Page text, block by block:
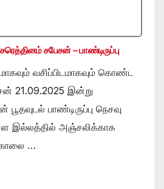
சபேசன் – பாண்டிருப்பு
வசிப்பிடமாகவும் கொண்ட
21.09.2025 இன்று
பாண்டிருப்பு நெசவு
இல்லத்தில் அஞ்சலிக்காக
…